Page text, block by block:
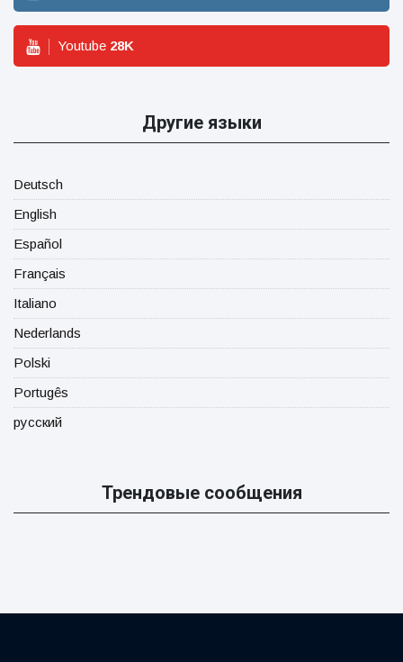
Youtube 28K
Другие языки
Deutsch
English
Español
Français
Italiano
Nederlands
Polski
Portugês
русский
Трендовые сообщения